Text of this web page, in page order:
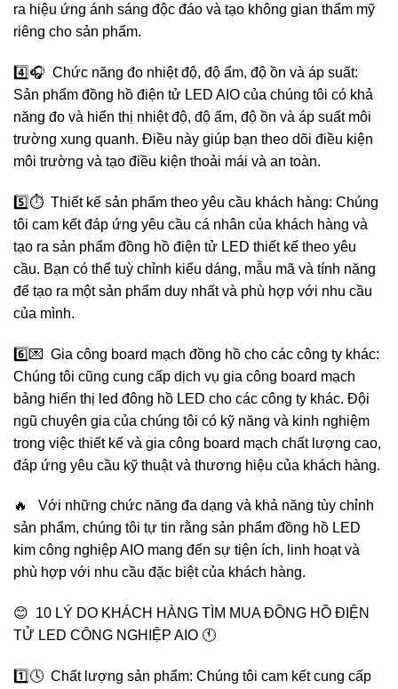
ra hiệu ứng ánh sáng độc đáo và tạo không gian thẩm mỹ
riêng cho sản phẩm.
4️⃣🎧 Chức năng đo nhiệt độ, độ ẩm, độ ồn và áp suất:
Sản phẩm đồng hồ điện tử LED AIO của chúng tôi có khả
năng đo và hiển thị nhiệt độ, độ ẩm, độ ồn và áp suất môi
trường xung quanh. Điều này giúp bạn theo dõi điều kiện
môi trường và tạo điều kiện thoải mái và an toàn.
5️⃣⏱️ Thiết kế sản phẩm theo yêu cầu khách hàng: Chúng
tôi cam kết đáp ứng yêu cầu cá nhân của khách hàng và
tạo ra sản phẩm đồng hồ điện tử LED thiết kế theo yêu
cầu. Bạn có thể tuỳ chỉnh kiểu dáng, mẫu mã và tính năng
để tạo ra một sản phẩm duy nhất và phù hợp với nhu cầu
của mình.
6️⃣💌 Gia công board mạch đồng hồ cho các công ty khác:
Chúng tôi cũng cung cấp dịch vụ gia công board mạch
bảng hiển thị led đông hồ LED cho các công ty khác. Đội
ngũ chuyên gia của chúng tôi có kỹ năng và kinh nghiệm
trong việc thiết kế và gia công board mạch chất lượng cao,
đáp ứng yêu cầu kỹ thuật và thương hiệu của khách hàng.
🔥 Với những chức năng đa dạng và khả năng tùy chỉnh
sản phẩm, chúng tôi tự tin rằng sản phẩm đồng hồ LED
kim công nghiệp AIO mang đến sự tiện ích, linh hoạt và
phù hợp với nhu cầu đặc biệt của khách hàng.
😊 10 LÝ DO KHÁCH HÀNG TÌM MUA ĐỒNG HỒ ĐIỆN
TỬ LED CÔNG NGHIỆP AIO 🕚
1️⃣🕓 Chất lượng sản phẩm: Chúng tôi cam kết cung cấp